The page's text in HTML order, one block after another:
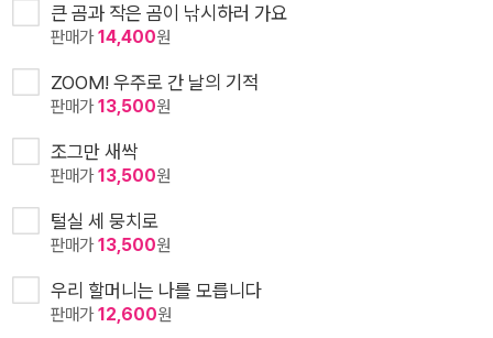
큰 곰과 작은 곰이 낚시하러 가요
판매가14,400원
ZOOM! 우주로 간 날의 기적
판매가13,500원
조그만 새싹
판매가13,500원
털실 세 뭉치로
판매가13,500원
우리 할머니는 나를 모릅니다
판매가12,600원